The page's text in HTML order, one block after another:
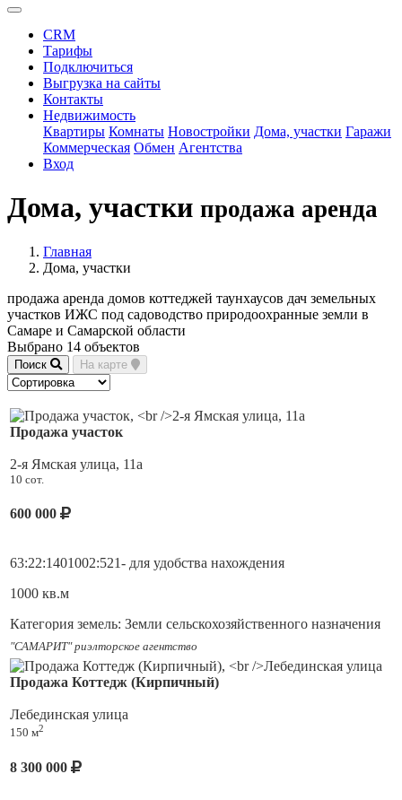
CRM
Тарифы
Подключиться
Выгрузка на сайты
Контакты
Недвижимость
Квартиры Комнаты Новостройки Дома, участки Гаражи
Коммерческая Обмен Агентства
Вход
Дома, участки продажа аренда
Главная
Дома, участки
продажа аренда домов коттеджей таунхаусов дач земельных
участков ИЖС под садоводство природоохранные земли в
Самаре и Самарской области
Выбрано 14 объектов
Поиск На карте
Продажа участок
2-я Ямская улица, 11а
10 сот.
600 000
63:22:1401002:521- для удобства нахождения
1000 кв.м
Категория земель: Земли сельскохозяйственного назначения
Виды разрешенного использования: Садоводств
-------------------------------------------------------------------------------------
Продается земельный участок в живописном, тихом от
Виды разрешенного использования: Садоводство.
"САМАРИТ" риэлторское агентство
Продажа Коттедж (Кирпичный)
Лебединская улица
150 м2
8 300 000